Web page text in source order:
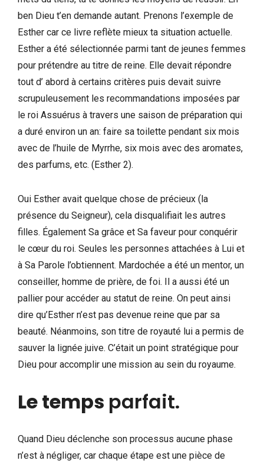
ben Dieu t’en demande autant. Prenons l’exemple de
Esther car ce livre reflète mieux ta situation actuelle.
Esther a été sélectionnée parmi tant de jeunes femmes
pour prétendre au titre de reine. Elle devait répondre
tout d’ abord à certains critères puis devait suivre
scrupuleusement les recommandations imposées par
le roi Assuérus à travers une saison de préparation qui
a duré environ un an: faire sa toilette pendant six mois
avec de l’huile de Myrrhe, six mois avec des aromates,
des parfums, etc. (Esther 2).
Oui Esther avait quelque chose de précieux (la
présence du Seigneur), cela disqualifiait les autres
filles. Également Sa grâce et Sa faveur pour conquérir
le cœur du roi. Seules les personnes attachées à Lui et
à Sa Parole l’obtiennent. Mardochée a été un mentor, un
conseiller, homme de prière, de foi. Il a aussi été un
pallier pour accéder au statut de reine. On peut ainsi
dire qu’Esther n’est pas devenue reine que par sa
beauté. Néanmoins, son titre de royauté lui a permis de
sauver la lignée juive. C’était un point stratégique pour
Dieu pour accomplir une mission au sein du royaume.
Le temps parfait.
Quand Dieu déclenche son processus aucune phase
n’est à négliger, car chaque étape est une pièce de